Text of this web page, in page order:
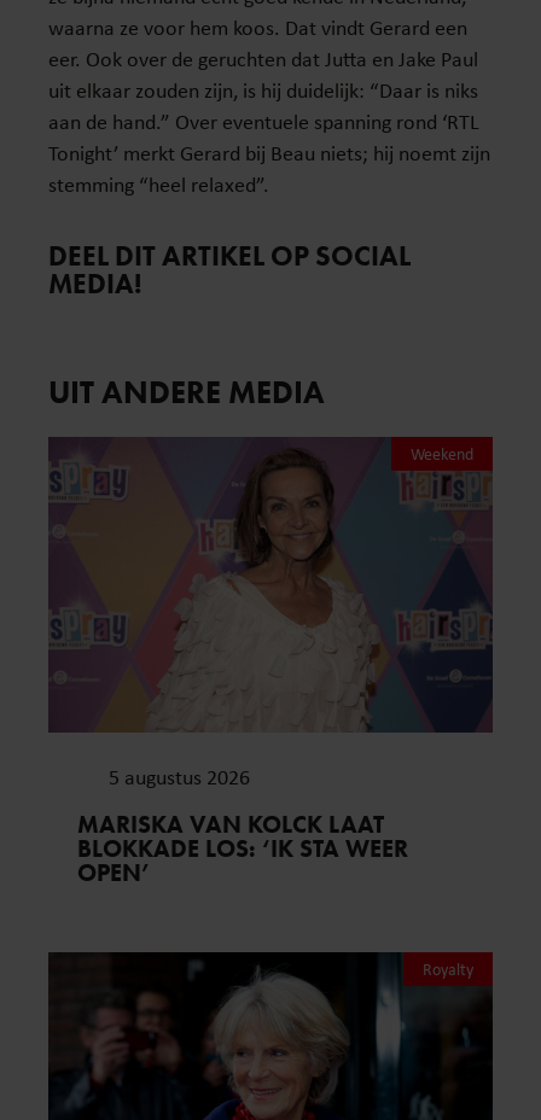
waarna ze voor hem koos. Dat vindt Gerard een
eer. Ook over de geruchten dat Jutta en Jake Paul
uit elkaar zouden zijn, is hij duidelijk: “Daar is niks
aan de hand.” Over eventuele spanning rond ‘RTL
Tonight’ merkt Gerard bij Beau niets; hij noemt zijn
stemming “heel relaxed”.
DEEL DIT ARTIKEL OP SOCIAL
MEDIA!
UIT ANDERE MEDIA
Weekend
5 augustus 2026
MARISKA VAN KOLCK LAAT
BLOKKADE LOS: ‘IK STA WEER
OPEN’
Royalty